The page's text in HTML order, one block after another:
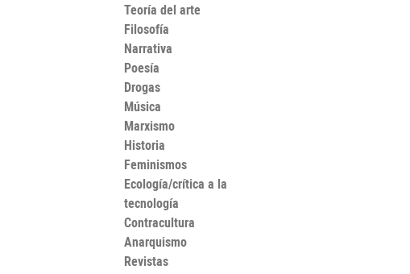
Teoría del arte
Filosofía
Narrativa
Poesía
Drogas
Música
Marxismo
Historia
Feminismos
Ecología/crítica a la
tecnología
Contracultura
Anarquismo
Revistas